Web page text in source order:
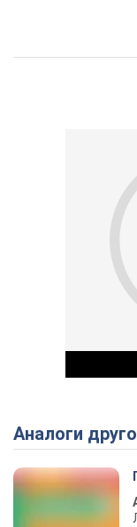
Аналоги